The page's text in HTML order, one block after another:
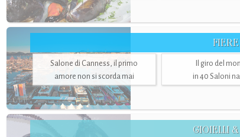
Salone di Canness, il primo
amore non si scorda mai
Il giro del
in 40 Saloni
GIOIELLI